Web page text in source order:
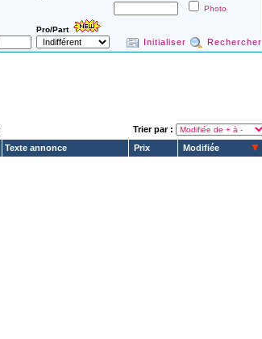
Photo
Pro/Part
Initialiser Rechercher
Trier par :
Texte annonce Prix Modifiée